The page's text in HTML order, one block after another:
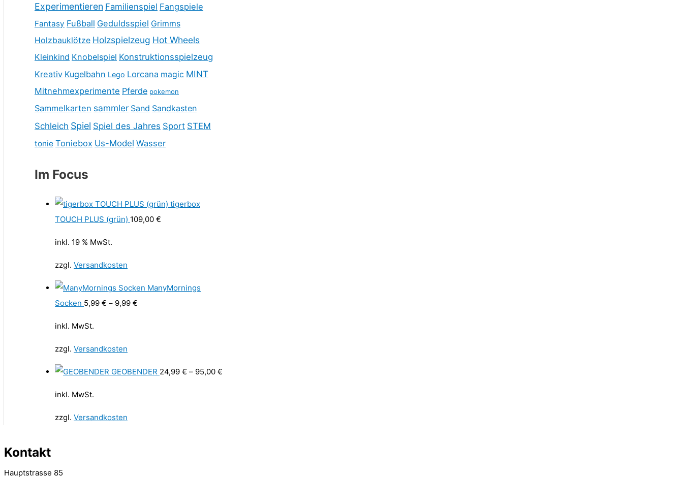
Experimentieren Familienspiel Fangspiele
Fantasy Fußball Geduldsspiel Grimms
Holzbauklötze Holzspielzeug Hot Wheels
Kleinkind Knobelspiel Konstruktionsspielzeug
Kreativ Kugelbahn Lego Lorcana magic MINT
Mitnehmexperimente Pferde pokemon
Sammelkarten sammler Sand Sandkasten
Schleich Spiel Spiel des Jahres Sport STEM
tonie Toniebox Us-Model Wasser
Im Focus
tigerbox
TOUCH PLUS (grün) 109,00 €
inkl. 19 % MwSt.
zzgl. Versandkosten
ManyMornings
Socken 5,99 € – 9,99 €
inkl. MwSt.
zzgl. Versandkosten
GEOBENDER 24,99 € – 95,00 €
inkl. MwSt.
zzgl. Versandkosten
Kontakt
Hauptstrasse 85